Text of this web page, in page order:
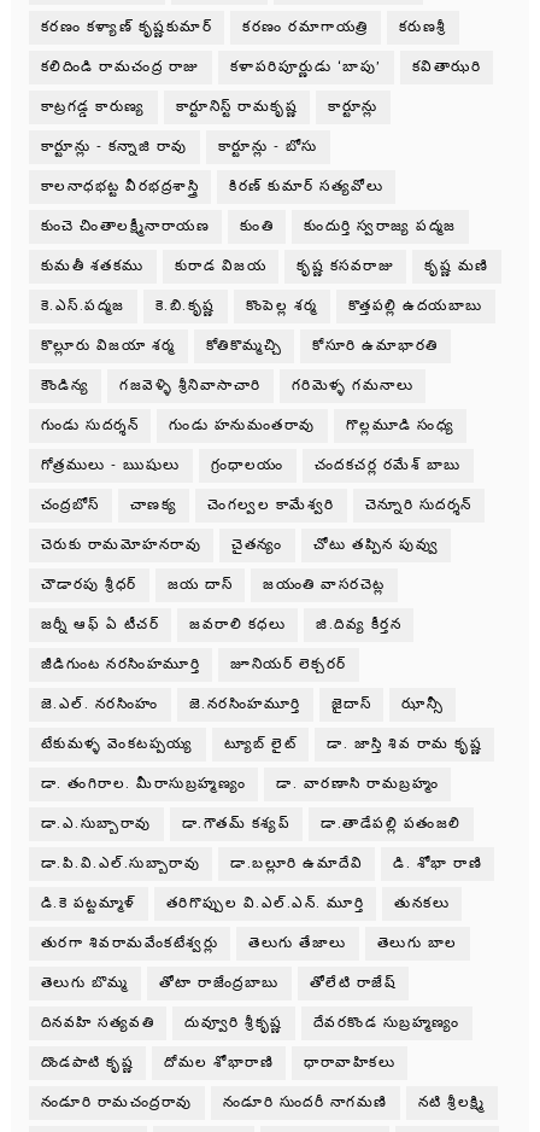
కరణం కళ్యాణ్ కృష్ణకుమార్ కరణం రమాగాయత్రి కరుణశ్రీ
కలిదిండి రామచంద్ర రాజు కళాపరిపూర్ణుడు ‘బాపు’ కవితాఝరి
కాట్రగడ్డ కారుణ్య కార్టూనిస్ట్ రామకృష్ణ కార్టూన్లు
కార్టూన్లు - కన్నాజి రావు కార్టూన్లు - బోసు
కాలనాధభట్ట వీరభద్రశాస్త్రి కిరణ్ కుమార్ సత్యవోలు
కుంచె చింతాలక్ష్మీనారాయణ కుంతి కుందుర్తి స్వరాజ్య పద్మజ
కుమతీ శతకము కురాడ విజయ కృష్ణ కసవరాజు కృష్ణ మణి
కె.ఎస్.పద్మజ కె.బి.కృష్ణ కొంపెల్ల శర్మ కొత్తపల్లి ఉదయబాబు
కొల్లూరు విజయా శర్మ కోతికొమ్మచ్చి కోసూరి ఉమాభారతి
కౌండిన్య గజవెళ్ళి శ్రీనివాసాచారి గరిమెళ్ళ గమనాలు
గుండు సుదర్శన్ గుండు హనుమంతరావు గొల్లమూడి సంధ్య
గోత్రములు - ఋషులు గ్రంధాలయం చందకచర్ల రమేశ్ బాబు
చంద్రబోస్ చాణక్య చెంగల్వల కామేశ్వరి చెన్నూరి సుదర్శన్
చెరుకు రామమోహనరావు చైతన్యం చోటు తప్పిన పువ్వు
చౌడారపు శ్రీధర్ జయ దాస్ జయంతి వాసరచెట్ల
జర్నీ ఆఫ్ ఏ టీచర్ జవరాలి కధలు జి.దివ్య కీర్తన
జీడిగుంట నరసింహమూర్తి జూనియర్ లెక్చరర్
జె.ఎల్. నరసింహం జె.నరసింహమూర్తి జైదాస్ ఝాన్సీ
టేకుమళ్ళ వెంకటప్పయ్య ట్యూబ్ లైట్ డా. జాస్తి శివ రామ కృష్ణ
డా. తంగిరాల. మీరాసుబ్రహ్మణ్యం డా. వారణాసి రామబ్రహ్మం
డా.ఎ.సుబ్బారావు డా.గౌతమ్ కశ్యప్ డా.తాడేపల్లి పతంజలి
డా.పి.వి.ఎల్.సుబ్బారావు డా.బల్లూరి ఉమాదేవి డి. శోభా రాణి
డి.కె పట్టమ్మాళ్ తరిగొప్పుల వి.ఎల్.ఎన్. మూర్తి తునకలు
తురగా శివరామవేంకటేశ్వర్లు తెలుగు తేజాలు తెలుగు బాల
తెలుగు బొమ్మ తోటా రాజేంద్రబాబు తోలేటి రాజేష్
దినవహి సత్యవతి దువ్వూరి శ్రీకృష్ణ దేవరకొండ సుబ్రహ్మణ్యం
దొండపాటి కృష్ణ దోమల శోభారాణి ధారావాహికలు
నండూరి రామచంద్రరావు నండూరి సుందరీ నాగమణి నటి శ్రీలక్ష్మి